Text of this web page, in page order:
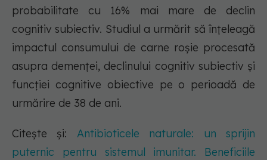
probabilitate cu 16% mai mare de declin
cognitiv subiectiv. Studiul a urmărit să înțeleagă
impactul consumului de carne roșie procesată
asupra demenței, declinului cognitiv subiectiv și
funcției cognitive obiective pe o perioadă de
urmărire de 38 de ani.
Citește și: Antibioticele naturale: un sprijin
puternic pentru sistemul imunitar. Beneficiile